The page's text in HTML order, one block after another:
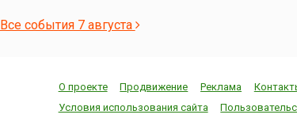
Москве началось
Ивановича – в
честь взятия в
легендарного
«Апостола»,
Все события 7 августа
О проекте Продвижение Реклама
Условия использования сайта